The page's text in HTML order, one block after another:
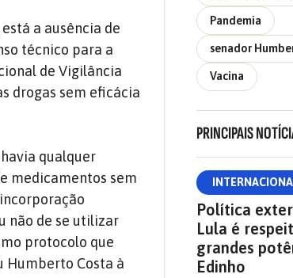
a ausência de
técnico para a
de Vigilância
drogas sem eficácia
qualquer
medicamentos sem
não de se utilizar
protocolo que
Humberto Costa à
Pandemia
senador
Vacina
PRINCIPAIS
Política
Lula é
grandes
Edinho